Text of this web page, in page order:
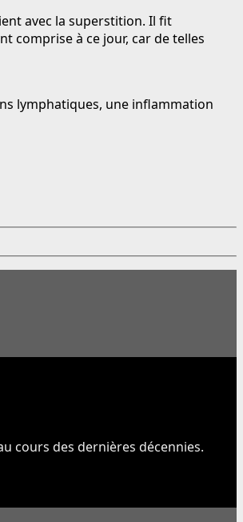
avec la superstition. Il fit
comprise à ce jour, car de telles
lymphatiques, une inflammation
cours des dernières décennies.